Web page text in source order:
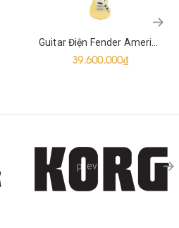
Guitar Điện Fender American Performer Mustang SS
39.600.000₫
prev
prev